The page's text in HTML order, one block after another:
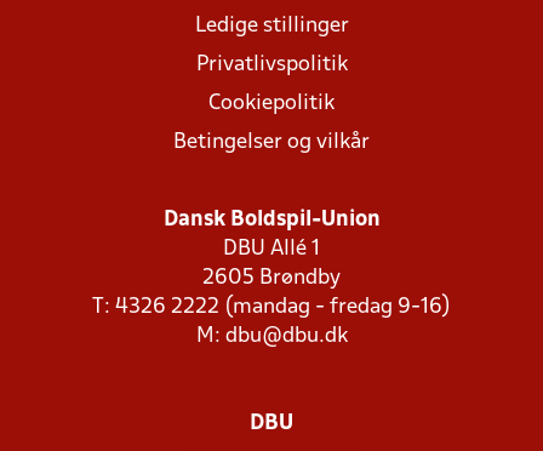
Ledige stillinger
Privatlivspolitik
Cookiepolitik
Betingelser og vilkår
Dansk Boldspil-Union
DBU Allé 1
2605 Brøndby
T: 4326 2222 (mandag - fredag 9-16)
M: dbu@dbu.dk
DBU